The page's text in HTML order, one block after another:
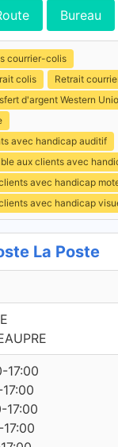
Bureau
courrier-colis
colis
Retrait
d'argent Western
avec handicap auditif
aux clients avec
avec handicap
avec handicap
La Poste
17:00
17:00